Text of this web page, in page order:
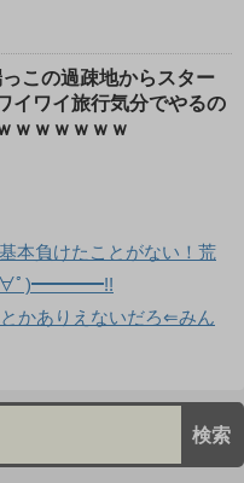
っこの過疎地からスター
イワイ旅行気分でやるの
ｗｗｗｗｗｗ
本負けたことがない！荒
∀ﾟ)━━━━!!
かありえないだろ⇐みん